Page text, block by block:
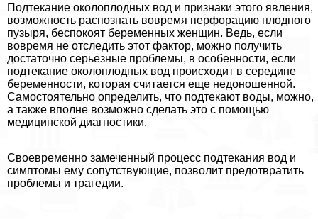
Подтекание околоплодных вод и признаки этого явления,
возможность распознать вовремя перфорацию плодного
пузыря, беспокоят беременных женщин. Ведь, если
вовремя не отследить этот фактор, можно получить
достаточно серьезные проблемы, в особенности, если
подтекание околоплодных вод происходит в середине
беременности, которая считается еще недоношенной.
Самостоятельно определить, что подтекают воды, можно,
а также вполне возможно сделать это с помощью
медицинской диагностики.
Своевременно замеченный процесс подтекания вод и
симптомы ему сопутствующие, позволит предотвратить
проблемы и трагедии.